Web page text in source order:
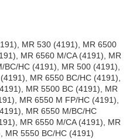
MR 530 (4191), MR 6500
MR 6560 M/CA (4191), MR
BC/HC (4191), MR 500 (4191),
MR 6550 BC/HC (4191),
MR 5500 BC (4191), MR
MR 6550 M FP/HC (4191),
MR 6550 M/BC/HC
MR 6550 M/CA (4191), MR
MR 5550 BC/HC (4191)